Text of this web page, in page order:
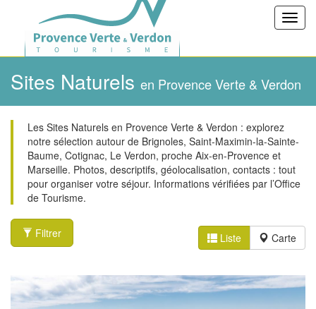
Sites Naturels en Provence Verte & Verdon
Les Sites Naturels en Provence Verte & Verdon : explorez
notre sélection autour de Brignoles, Saint-Maximin-la-Sainte-
Baume, Cotignac, Le Verdon, proche Aix-en-Provence et
Marseille. Photos, descriptifs, géolocalisation, contacts : tout
pour organiser votre séjour. Informations vérifiées par l’Office
de Tourisme.
Filtrer Liste Carte